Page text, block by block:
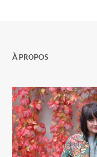
À PROPOS